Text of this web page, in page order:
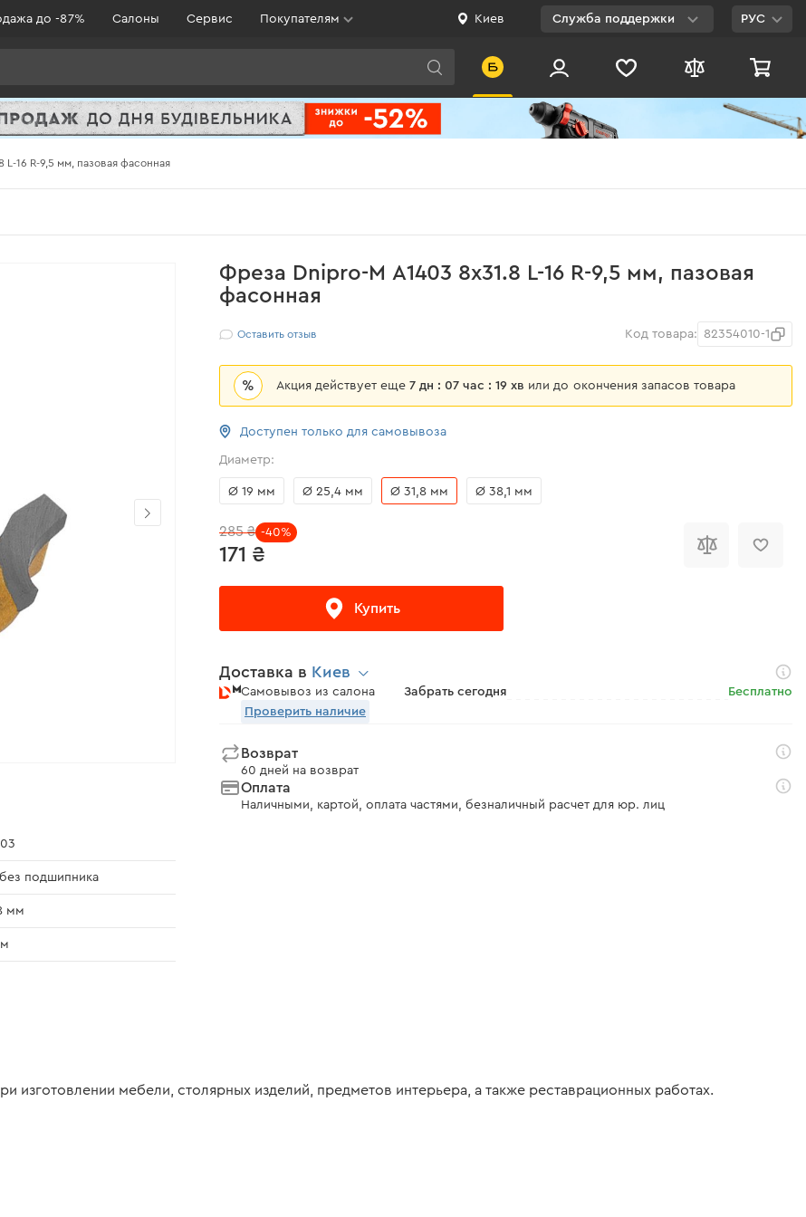
до -87% Салоны Сервис Покупателям Киев Служба поддержки
0 800 200 500
Бесплатно по
РУС
L-16 R-9,5 мм, пазовая фасонная
Фреза Dnipro-M А1403 8x31.8 L-16 R-9,5 мм, пазовая
фасонная
Оставить отзыв Код товара: 82354010-1
% Акция действует еще7 дн : 07 час : 19 хв или до окончения запасов товара
Доступен только для самовывоза
Диаметр:
Ø 19 мм Ø 25,4 мм Ø 31,8 мм Ø 38,1 мм
171 ₴
285 ₴ -40%
Купить
Доставка в Киев
Самовывоз из салона Забрать сегодня
Бесплатно
Проверить наличие
Возврат
60 дней на возврат
Оплата
Наличными, картой, оплата частями, безналичный расчет для юр. лиц
подшипника
мм
изготовлении мебели, столярных изделий, предметов интерьера, а также реставрационных работах.